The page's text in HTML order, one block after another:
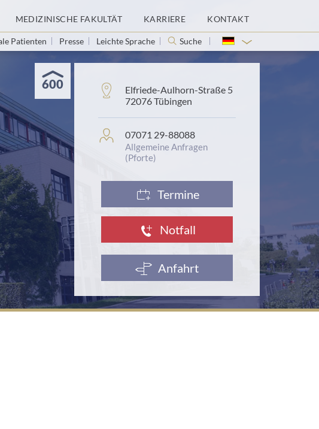
MEDIZINISCHE FAKULTÄT KARRIERE KONTAKT
Patienten Presse Leichte Sprache Suche
600 Adresse:
Elfriede-Aulhorn-Straße 5
72076 Tübingen
Personenprofil:
07071 29-88088
Allgemeine Anfragen
(Pforte)
Termine
Notfall
Anfahrt